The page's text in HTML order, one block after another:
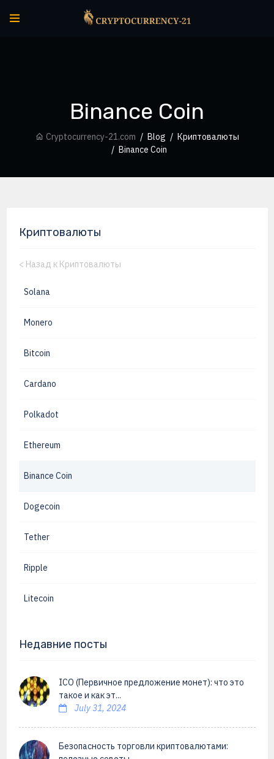
Binance Coin
Cryptocurrency-21.com Blog
Криптовалюты
Binance Coin
Криптовалюты
< Назад к Криптовалюты
Solana
Monero
Bitcoin
Cardano
Polkadot
Ethereum
Binance Coin
Dogecoin
Tether
Ripple
Litecoin
Недавние посты
ICO (Первичное предложение монет): что это
такое и как эт...
July 31, 2024
Безопасность торговли криптовалютами: